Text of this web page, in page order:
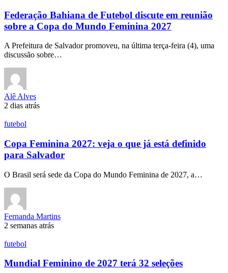
Federação Bahiana de Futebol discute em reunião
sobre a Copa do Mundo Feminina 2027
A Prefeitura de Salvador promoveu, na última terça-feira (4), uma
discussão sobre…
Alê Alves
2 dias atrás
futebol
Copa Feminina 2027: veja o que já está definido
para Salvador
O Brasil será sede da Copa do Mundo Feminina de 2027, a…
Fernanda Martins
2 semanas atrás
futebol
Mundial Feminino de 2027 terá 32 seleções